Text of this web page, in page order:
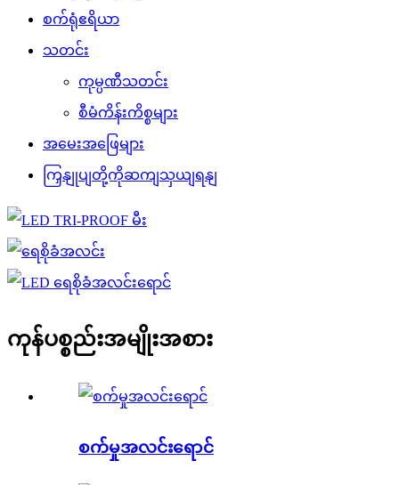
စက်ရုံဧရိယာ
သတင်း
ကုမ္ပဏီသတင်း
စီမံကိန်းကိစ္စများ
အမေးအဖြေများ
ကြှနျုပျတို့ကိုဆကျသှယျရနျ
ကုန်ပစ္စည်းအမျိုးအစား
စက်မှုအလင်းရောင်